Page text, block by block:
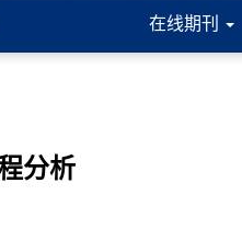
在线期刊
分析